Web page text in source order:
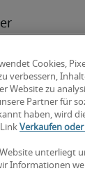
Cookies,
verbessern,
Website zu
Partner für
haben, wird
Verkaufen
unterliegt
Informationen